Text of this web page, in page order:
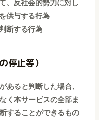
、反社会的勢力に対し
供与する行為
断する行為
停止等）
あると判断した場合、
く本サービスの全部ま
することができるもの